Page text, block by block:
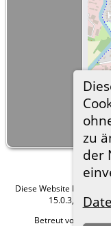
zu
der
Diese Website läuft mit
15.0.3,
Betreut von